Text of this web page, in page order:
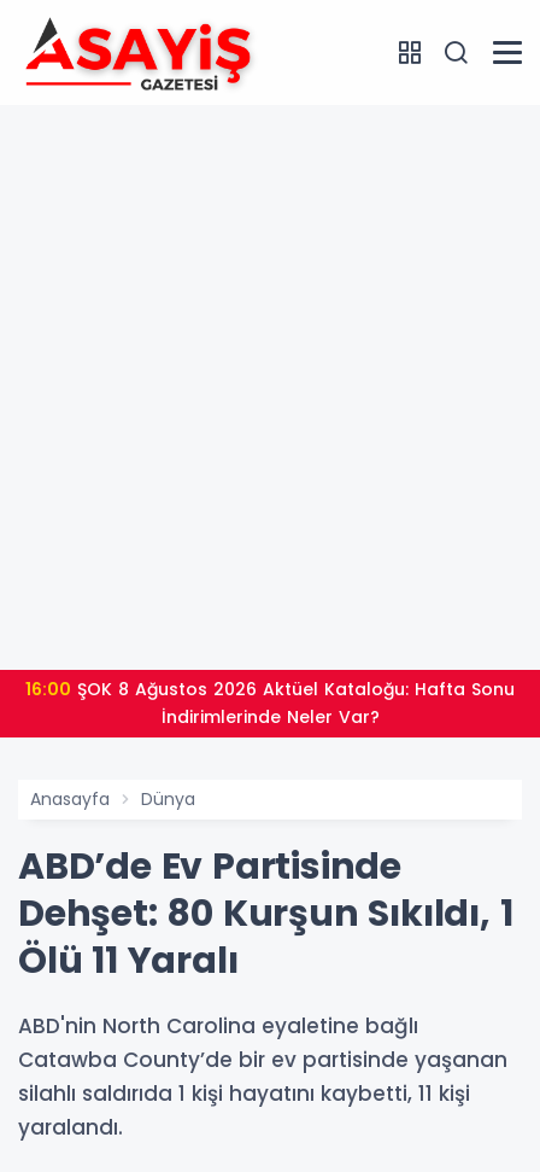
16:00
İndirimlerinde Neler Var?
Anasayfa Dünya
ABD’de Ev Partisinde
Dehşet: 80 Kurşun Sıkıldı, 1
Ölü 11 Yaralı
ABD'nin North Carolina eyaletine bağlı
Catawba County’de bir ev partisinde yaşanan
silahlı saldırıda 1 kişi hayatını kaybetti, 11 kişi
yaralandı.